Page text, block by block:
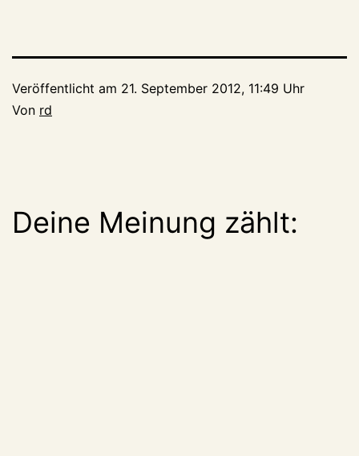
Veröffentlicht am 21. September 2012, 11:49 Uhr
Von rd
Deine Meinung zählt: